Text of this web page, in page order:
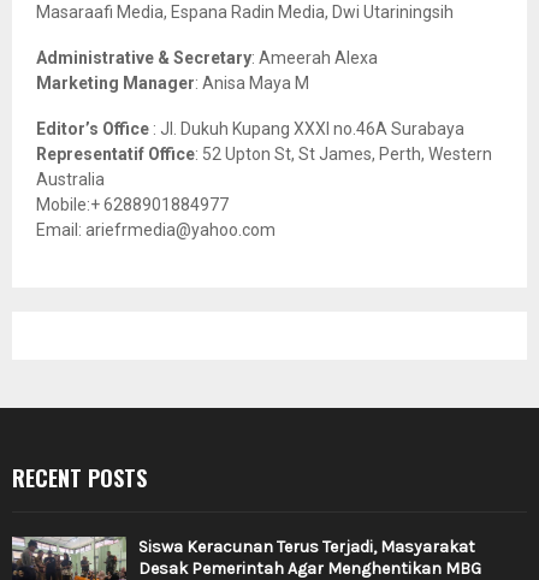
Masaraafi Media, Espana Radin Media, Dwi Utariningsih
Administrative & Secretary: Ameerah Alexa
Marketing Manager: Anisa Maya M
Editor’s Office : Jl. Dukuh Kupang XXXI no.46A Surabaya
Representatif Office: 52 Upton St, St James, Perth, Western
Australia
Mobile:+ 6288901884977
Email: ariefrmedia@yahoo.com
RECENT POSTS
Siswa Keracunan Terus Terjadi, Masyarakat
Desak Pemerintah Agar Menghentikan MBG